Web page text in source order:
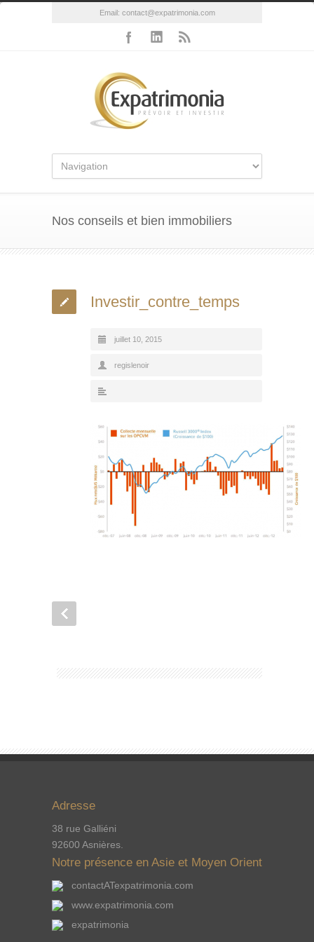
Email: contact@expatrimonia.com
Nos conseils et bien immobiliers
Investir_contre_temps
juillet 10, 2015
regislenoir
Adresse
38 rue Galliéni
92600 Asnières.
Notre présence en Asie et Moyen Orient
contactATexpatrimonia.com
www.expatrimonia.com
expatrimonia